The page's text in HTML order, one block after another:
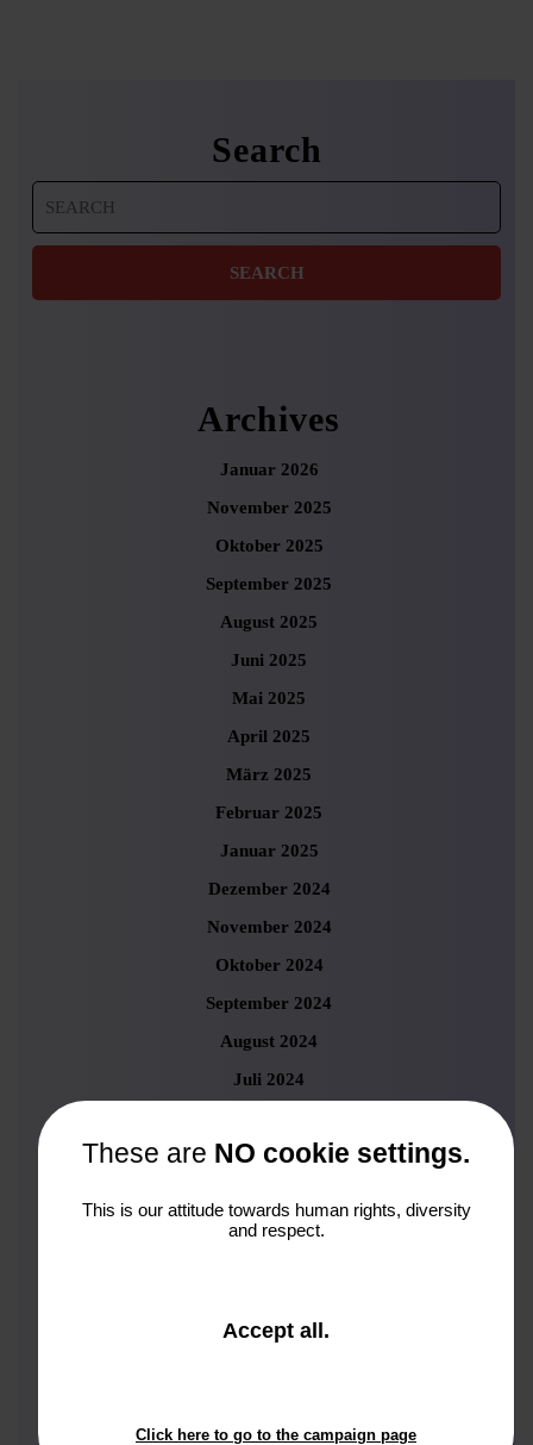
Search
for:
Archives
Januar 2026
November 2025
Oktober 2025
September 2025
August 2025
Juni 2025
Mai 2025
April 2025
März 2025
Februar 2025
Januar 2025
Dezember 2024
November 2024
Oktober 2024
September 2024
August 2024
Juli 2024
Mai 2024
März 2024
November 2023
These are NO cookie settings.
This is our attitude towards human rights, diversity
and respect.
Accept all and
.
Click here to go to the campaign page